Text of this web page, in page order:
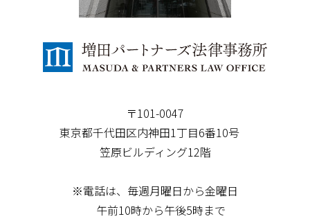
〒101-0047
東京都千代田区内神田1丁目6番10号
笠原ビルディング12階
※電話は、毎週月曜日から金曜日
午前10時から午後5時まで